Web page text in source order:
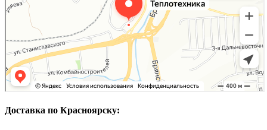
Доставка по Красноярску: